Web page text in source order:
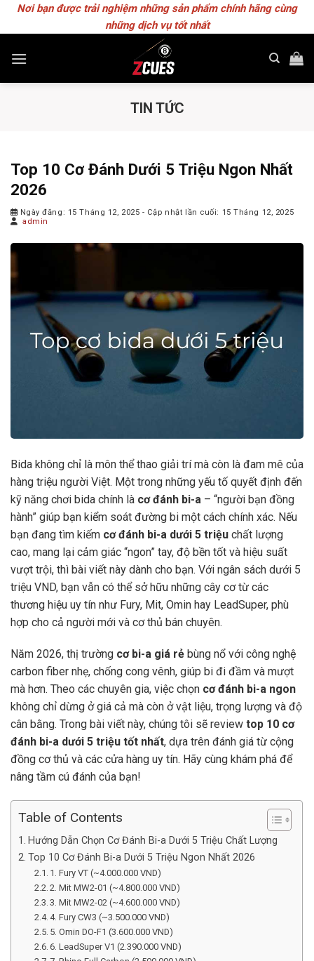
SkipNơi bạn được trải nghiệm những sản phẩm chính hãng cùng
những dịch vụ tốt nhất
TIN TỨC
Top 10 Cơ Đánh Dưới 5 Triệu Ngon Nhất
2026
Ngày đăng: 15 Tháng 12, 2025 - Cập nhật lần cuối: 15 Tháng 12, 2025
admin
Bida không chỉ là môn thể thao giải trí mà còn là đam mê của
hàng triệu người Việt. Một trong những yếu tố quyết định đến
kỹ năng chơi bida chính là cơ đánh bi-a – “người bạn đồng
hành” giúp bạn kiểm soát đường bi một cách chính xác. Nếu
bạn đang tìm kiếm cơ đánh bi-a dưới 5 triệu chất lượng
cao, mang lại cảm giác “ngon” tay, độ bền tốt và hiệu suất
vượt trội, thì bài viết này dành cho bạn. Với ngân sách dưới 5
triệu VND, bạn vẫn có thể sở hữu những cây cơ từ các
thương hiệu uy tín như Fury, Mit, Omin hay LeadSuper, phù
hợp cho cả người mới và cơ thủ bán chuyên.
Năm 2026, thị trường cơ bi-a giá rẻ bùng nổ với công nghệ
carbon fiber nhẹ, chống cong vênh, giúp bi đi đầm và mượt
mà hơn. Theo các chuyên gia, việc chọn cơ đánh bi-a ngon
không chỉ dừng ở giá cả mà còn ở vật liệu, trọng lượng và độ
cân bằng. Trong bài viết này, chúng tôi sẽ review top 10 cơ
đánh bi-a dưới 5 triệu tốt nhất, dựa trên đánh giá từ cộng
đồng cơ thủ và các cửa hàng uy tín. Hãy cùng khám phá để
nâng tầm cú đánh của bạn!
Table of Contents
Hướng Dẫn Chọn Cơ Đánh Bi-a Dưới 5 Triệu Chất Lượng
Top 10 Cơ Đánh Bi-a Dưới 5 Triệu Ngon Nhất 2026
1. Fury VT (~4.000.000 VND)
2. Mit MW2-01 (~4.800.000 VND)
3. Mit MW2-02 (~4.600.000 VND)
4. Fury CW3 (~3.500.000 VND)
5. Omin DO-F1 (3.600.000 VND)
6. LeadSuper V1 (2.390.000 VND)